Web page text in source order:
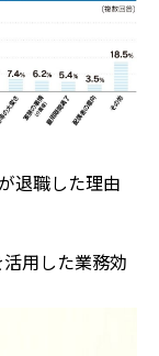
退職した理由
用した業務効